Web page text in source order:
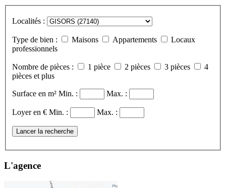
Localités :
Type de bien : Maisons Appartements
Locaux
professionnels
Nombre de pièces : 1 pièce 2 pièces 3 pièces
4
pièces et plus
Surface en m² Min. : Max. :
Loyer en € Min. : Max. :
Lancer la recherche
L'agence